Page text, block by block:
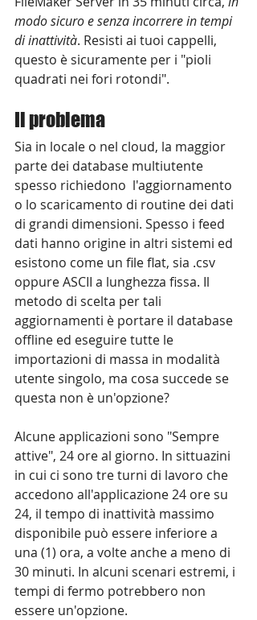
modo sicuro e senza incorrere in tempi
di inattività. Resisti ai tuoi cappelli,
questo è sicuramente per i "pioli
quadrati nei fori rotondi".
Il problema
Sia in locale o nel cloud, la maggior
parte dei database multiutente
spesso richiedono  l'aggiornamento
o lo scaricamento di routine dei dati
di grandi dimensioni. Spesso i feed
dati hanno origine in altri sistemi ed
esistono come un file flat, sia .csv
oppure ASCII a lunghezza fissa. Il
metodo di scelta per tali
aggiornamenti è portare il database
offline ed eseguire tutte le
importazioni di massa in modalità
utente singolo, ma cosa succede se
questa non è un'opzione?
Alcune applicazioni sono "Sempre
attive", 24 ore al giorno. In sittuazini
in cui ci sono tre turni di lavoro che
accedono all'applicazione 24 ore su
24, il tempo di inattività massimo
disponibile può essere inferiore a
una (1) ora, a volte anche a meno di
30 minuti. In alcuni scenari estremi, i
tempi di fermo potrebbero non
essere un'opzione.